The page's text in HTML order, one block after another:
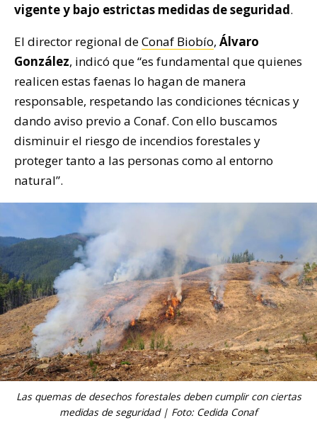
vigente y bajo estrictas medidas de seguridad.
El director regional deConaf Biobío, Álvaro
González, indicó que “es fundamental que quienes
realicen estas faenas lo hagan de manera
responsable, respetando las condiciones técnicas y
dando aviso previo a Conaf. Con ello buscamos
disminuir el riesgo de incendios forestales y
proteger tanto a las personas como al entorno
natural”.
Las quemas de desechos forestales deben cumplir con ciertas
medidas de seguridad | Foto: Cedida Conaf